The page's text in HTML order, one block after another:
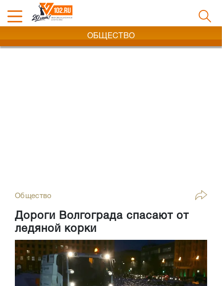
ОБЩЕСТВО
Общество
Дороги Волгограда спасают от
ледяной корки